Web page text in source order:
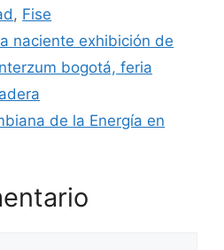
, Fise
naciente exhibición de
bogotá, feria
de la Energía en